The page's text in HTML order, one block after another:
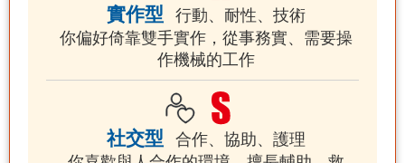
實作型
行動、耐性、技術
你偏好倚靠雙手實作，從事務實、需要操
作機械的工作
社交型
合作、協助、護理